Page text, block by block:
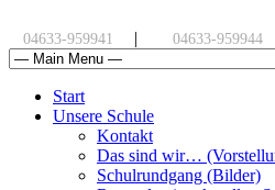
04633-959941 | 04633-959944
Start
Unsere Schule
Kontakt
Das sind wir…
Schulrundgang (Bilder)